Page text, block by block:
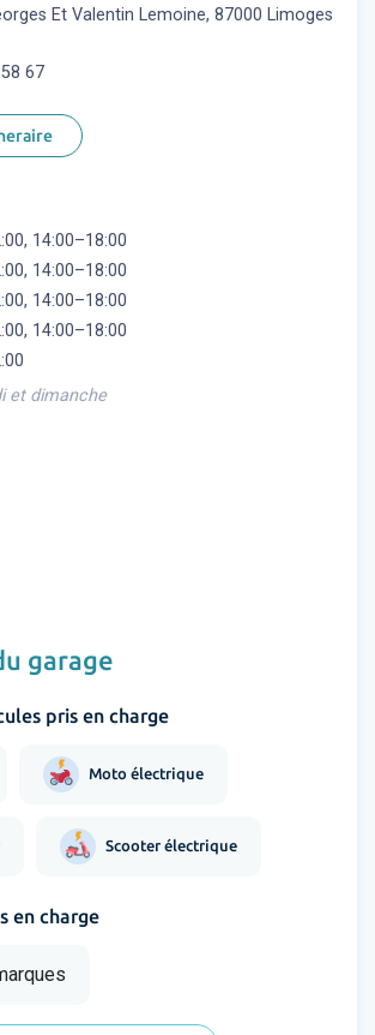
Et Valentin Lemoine, 87000 Limoges
67
14:00–18:00
14:00–18:00
14:00–18:00
14:00–18:00
et dimanche
garage
pris en charge
Moto électrique
Scooter électrique
en charge